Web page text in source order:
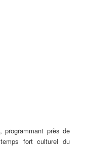
près de
fort culturel du